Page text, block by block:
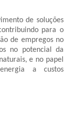
de soluções
para o
de empregos no
no potencial da
e no papel
a custos